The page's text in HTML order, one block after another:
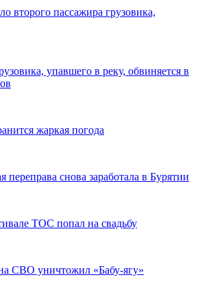
второго пассажира грузовика,
упавшего в реку, обвиняется в
жаркая погода
переправа снова заработала в Бурятии
ТОС попал на свадьбу
СВО уничтожил «Бабу-ягу»